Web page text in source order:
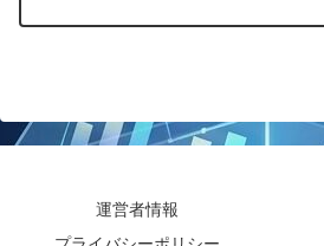
運営者情報